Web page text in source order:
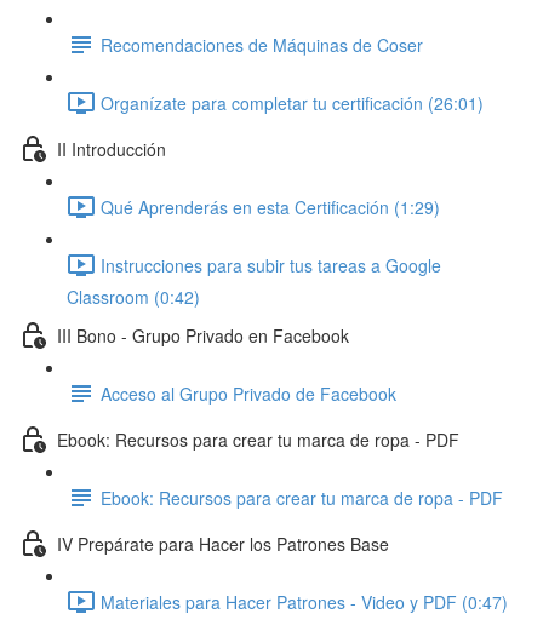
Recomendaciones de Máquinas de Coser
Organízate para completar tu certificación (26:01)
II Introducción
Qué Aprenderás en esta Certificación (1:29)
Instrucciones para subir tus tareas a Google
Classroom (0:42)
III Bono - Grupo Privado en Facebook
Acceso al Grupo Privado de Facebook
Ebook: Recursos para crear tu marca de ropa - PDF
Ebook: Recursos para crear tu marca de ropa - PDF
IV Prepárate para Hacer los Patrones Base
Materiales para Hacer Patrones - Video y PDF (0:47)